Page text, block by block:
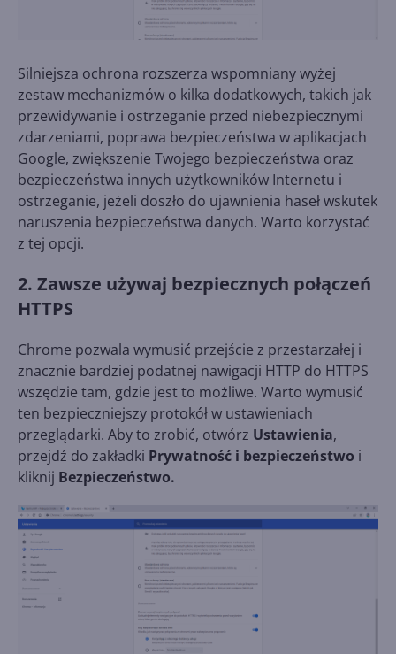
Silniejsza ochrona rozszerza wspomniany wyżej
zestaw mechanizmów o kilka dodatkowych, takich jak
przewidywanie i ostrzeganie przed niebezpiecznymi
zdarzeniami, poprawa bezpieczeństwa w aplikacjach
Google, zwiększenie Twojego bezpieczeństwa oraz
bezpieczeństwa innych użytkowników Internetu i
ostrzeganie, jeżeli doszło do ujawnienia haseł wskutek
naruszenia bezpieczeństwa danych. Warto korzystać
z tej opcji.
2. Zawsze używaj bezpiecznych połączeń
HTTPS
Chrome pozwala wymusić przejście z przestarzałej i
znacznie bardziej podatnej nawigacji HTTP do HTTPS
wszędzie tam, gdzie jest to możliwe. Warto wymusić
ten bezpieczniejszy protokół w ustawieniach
przeglądarki. Aby to zrobić, otwórz Ustawienia,
przejdź do zakładki Prywatność i bezpieczeństwo i
kliknij Bezpieczeństwo.